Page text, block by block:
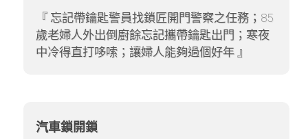
忘記帶鑰匙警員找鎖匠開門警察之任務；85
歲老婦人外出倒廚餘忘記攜帶鑰匙出門；寒夜
中冷得直打哆嗦；讓婦人能夠過個好年
汽車鎖開鎖